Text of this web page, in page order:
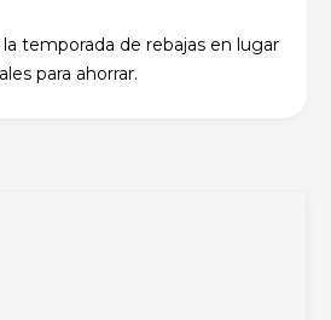
temporada de rebajas en lugar
para ahorrar.